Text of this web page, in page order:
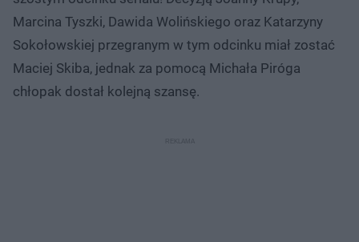
Marcina Tyszki, Dawida Wolińskiego oraz Katarzyny
Sokołowskiej przegranym w tym odcinku miał zostać
Maciej Skiba, jednak za pomocą Michała Piróga
chłopak dostał kolejną szansę.